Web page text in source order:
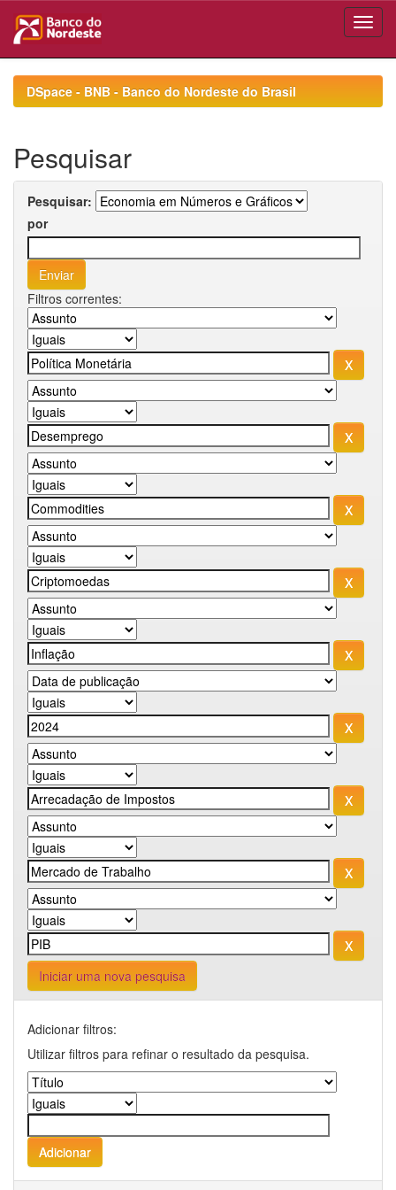
navigationDSpace - BNB - Banco do Nordeste do Brasil
Pesquisar
Pesquisar:
por
Filtros correntes:
Iniciar uma nova pesquisa
Adicionar filtros:
Utilizar filtros para refinar o resultado da pesquisa.